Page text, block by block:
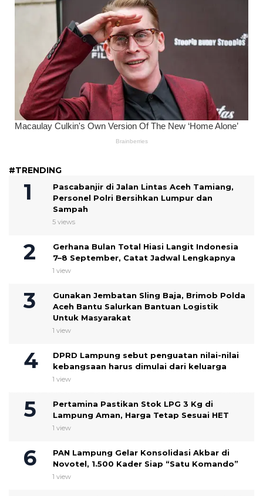
#TRENDING
Pascabanjir di Jalan Lintas Aceh Tamiang,
Personel Polri Bersihkan Lumpur dan
Sampah
5 views
Gerhana Bulan Total Hiasi Langit Indonesia
7–8 September, Catat Jadwal Lengkapnya
1 view
Gunakan Jembatan Sling Baja, Brimob Polda
Aceh Bantu Salurkan Bantuan Logistik
Untuk Masyarakat
1 view
DPRD Lampung sebut penguatan nilai-nilai
kebangsaan harus dimulai dari keluarga
1 view
Pertamina Pastikan Stok LPG 3 Kg di
Lampung Aman, Harga Tetap Sesuai HET
1 view
PAN Lampung Gelar Konsolidasi Akbar di
Novotel, 1.500 Kader Siap “Satu Komando”
1 view